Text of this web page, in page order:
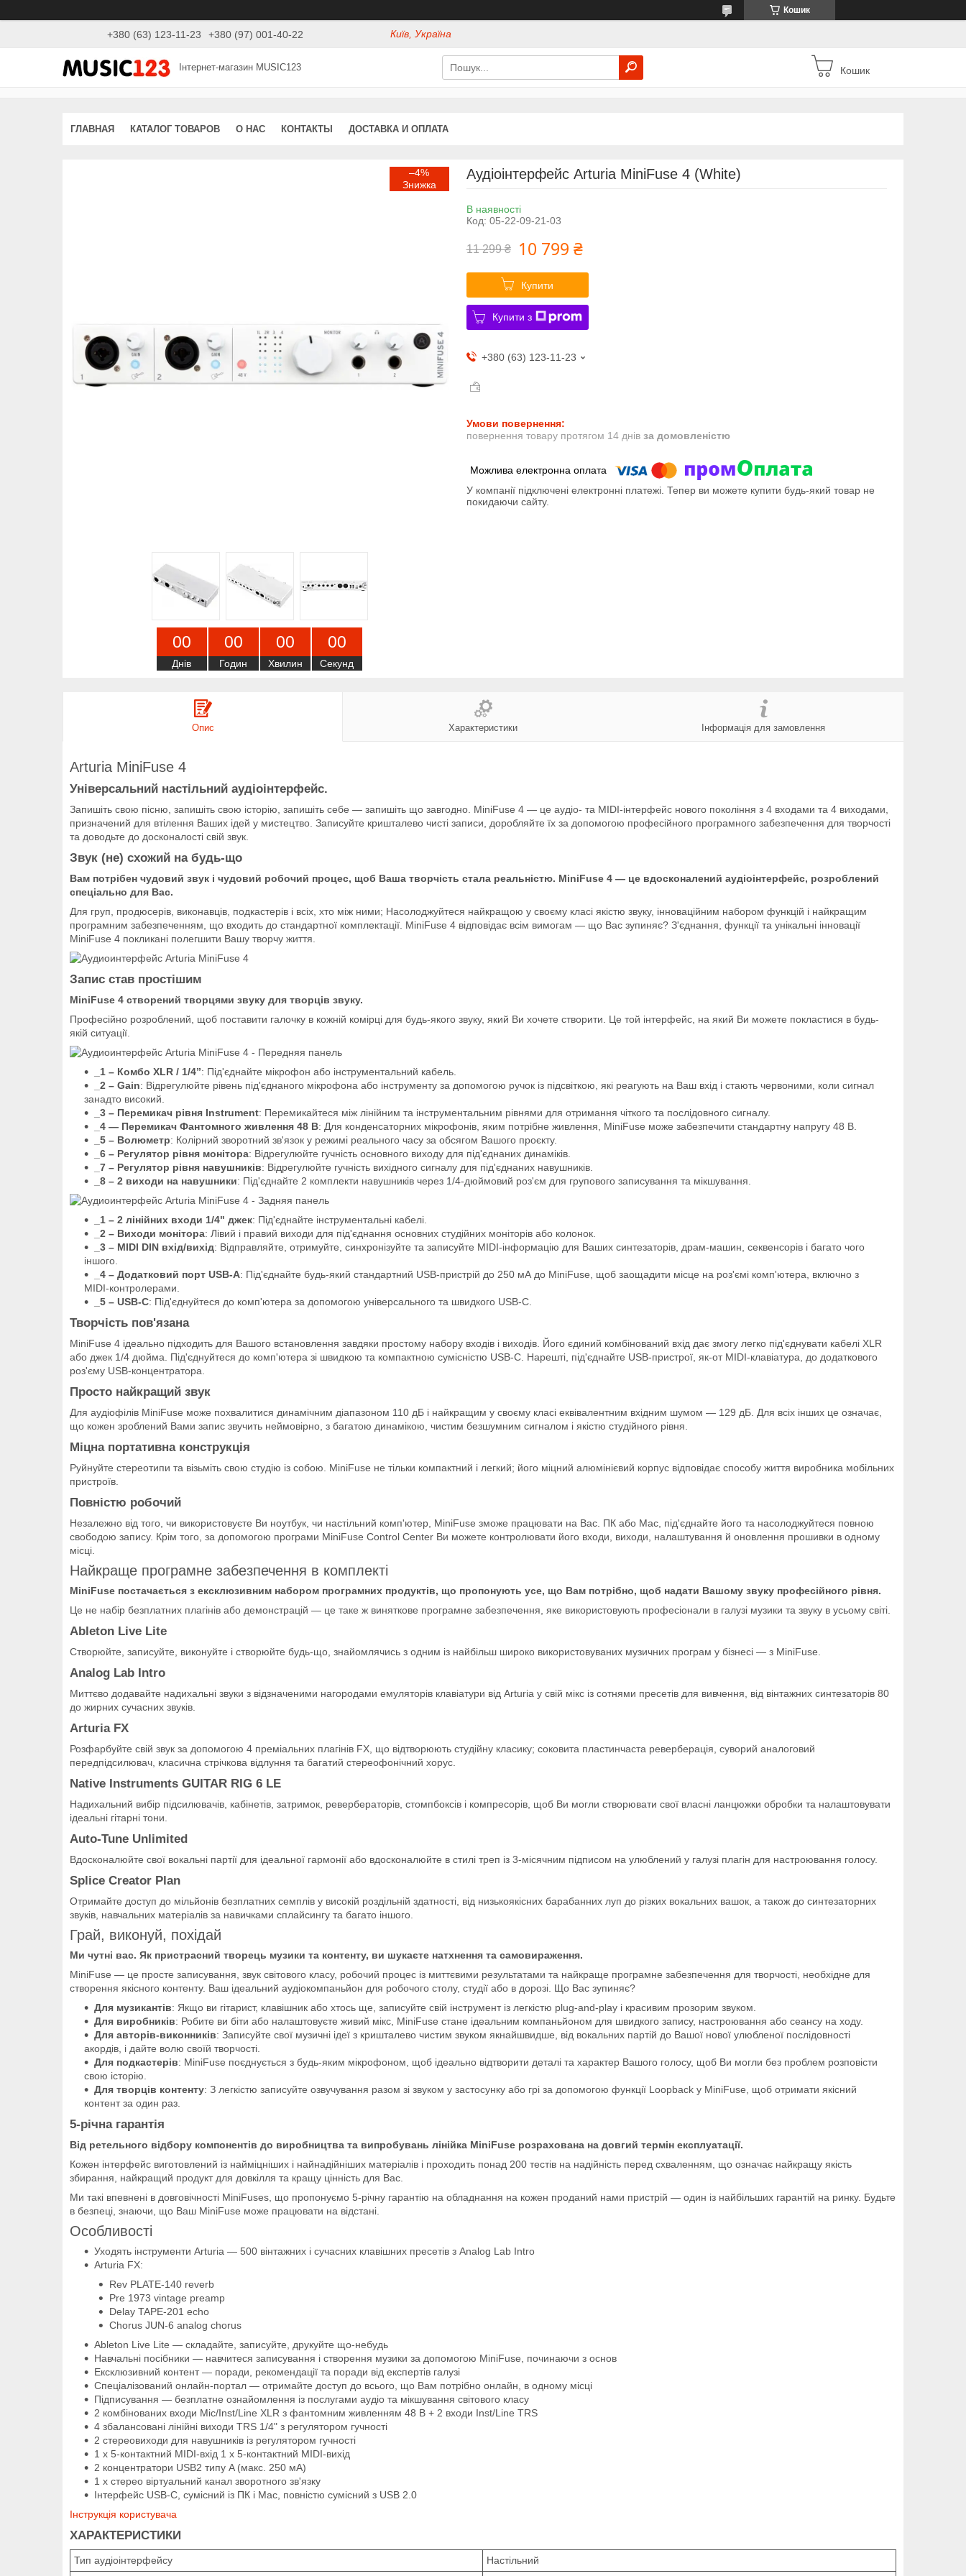
Кошик
+380 (63) 123-11-23 +380 (97) 001-40-22 Київ, Україна
Інтернет-магазин MUSIC123 Кошик
ГЛАВНАЯ КАТАЛОГ ТОВАРОВ О НАС КОНТАКТЫ ДОСТАВКА И ОПЛАТА
–4%
00
Днів
00
Годин
00
Хвилин
00
Секунд
Аудіоінтерфейс Arturia MiniFuse 4 (White)
В наявності
Код: 05-22-09-21-03
11 299 ₴ 10 799 ₴
Купити
Купити з
+380 (63) 123-11-23
повернення товару протягом 14 днів за домовленістю
У компанії підключені електронні платежі. Тепер ви можете купити будь-який товар не
покидаючи сайту.
Опис Характеристики Інформація для замовлення
Arturia MiniFuse 4
Універсальний настільний аудіоінтерфейс.
Запишіть свою пісню, запишіть свою історію, запишіть себе — запишіть що завгодно. MiniFuse 4 — це аудіо- та MIDI-інтерфейс нового покоління з 4 входами та 4 виходами,
призначений для втілення Ваших ідей у мистецтво. Записуйте кришталево чисті записи, доробляйте їх за допомогою професійного програмного забезпечення для творчості
та доводьте до досконалості свій звук.
Звук (не) схожий на будь-що
Вам потрібен чудовий звук і чудовий робочий процес, щоб Ваша творчість стала реальністю. MiniFuse 4 — це вдосконалений аудіоінтерфейс, розроблений
спеціально для Вас.
Для груп, продюсерів, виконавців, подкастерів і всіх, хто між ними; Насолоджуйтеся найкращою у своєму класі якістю звуку, інноваційним набором функцій і найкращим
програмним забезпеченням, що входить до стандартної комплектації. MiniFuse 4 відповідає всім вимогам — що Вас зупиняє? З'єднання, функції та унікальні інновації
MiniFuse 4 покликані полегшити Вашу творчу життя.
Запис став простішим
MiniFuse 4 створений творцями звуку для творців звуку.
Професійно розроблений, щоб поставити галочку в кожній комірці для будь-якого звуку, який Ви хочете створити. Це той інтерфейс, на який Ви можете покластися в будь-
якій ситуації.
_1 – Комбо XLR / 1/4”: Під'єднайте мікрофон або інструментальний кабель.
_2 – Gain: Відрегулюйте рівень під'єднаного мікрофона або інструменту за допомогою ручок із підсвіткою, які реагують на Ваш вхід і стають червоними, коли сигнал
занадто високий.
_3 – Перемикач рівня Instrument: Перемикайтеся між лінійним та інструментальним рівнями для отримання чіткого та послідовного сигналу.
_4 — Перемикач Фантомного живлення 48 В: Для конденсаторних мікрофонів, яким потрібне живлення, MiniFuse може забезпечити стандартну напругу 48 В.
_5 – Волюметр: Колірний зворотний зв'язок у режимі реального часу за обсягом Вашого проєкту.
_6 – Регулятор рівня монітора: Відрегулюйте гучність основного виходу для під'єднаних динаміків.
_7 – Регулятор рівня навушників: Відрегулюйте гучність вихідного сигналу для під'єднаних навушників.
_8 – 2 виходи на навушники: Під'єднайте 2 комплекти навушників через 1/4-дюймовий роз'єм для групового записування та мікшування.
_1 – 2 лінійних входи 1/4" джек: Під'єднайте інструментальні кабелі.
_2 – Виходи монітора: Лівий і правий виходи для під'єднання основних студійних моніторів або колонок.
_3 – MIDI DIN вхід/вихід: Відправляйте, отримуйте, синхронізуйте та записуйте MIDI-інформацію для Ваших синтезаторів, драм-машин, секвенсорів і багато чого
іншого.
_4 – Додатковий порт USB-A: Під'єднайте будь-який стандартний USB-пристрій до 250 мА до MiniFuse, щоб заощадити місце на роз'ємі комп'ютера, включно з
MIDI-контролерами.
_5 – USB-C: Під'єднуйтеся до комп'ютера за допомогою універсального та швидкого USB-C.
Творчість пов'язана
MiniFuse 4 ідеально підходить для Вашого встановлення завдяки простому набору входів і виходів. Його єдиний комбінований вхід дає змогу легко під'єднувати кабелі XLR
або джек 1/4 дюйма. Під'єднуйтеся до комп'ютера зі швидкою та компактною сумісністю USB-C. Нарешті, під'єднайте USB-пристрої, як-от MIDI-клавіатура, до додаткового
роз'єму USB-концентратора.
Просто найкращий звук
Для аудіофілів MiniFuse може похвалитися динамічним діапазоном 110 дБ і найкращим у своєму класі еквівалентним вхідним шумом — 129 дБ. Для всіх інших це означає,
що кожен зроблений Вами запис звучить неймовірно, з багатою динамікою, чистим безшумним сигналом і якістю студійного рівня.
Міцна портативна конструкція
Руйнуйте стереотипи та візьміть свою студію із собою. MiniFuse не тільки компактний і легкий; його міцний алюмінієвий корпус відповідає способу життя виробника мобільних
пристроїв.
Повністю робочий
Незалежно від того, чи використовуєте Ви ноутбук, чи настільний комп'ютер, MiniFuse зможе працювати на Вас. ПК або Mac, під'єднайте його та насолоджуйтеся повною
свободою запису. Крім того, за допомогою програми MiniFuse Control Center Ви можете контролювати його входи, виходи, налаштування й оновлення прошивки в одному
місці.
Найкраще програмне забезпечення в комплекті
MiniFuse постачається з ексклюзивним набором програмних продуктів, що пропонують усе, що Вам потрібно, щоб надати Вашому звуку професійного рівня.
Це не набір безплатних плагінів або демонстрацій — це таке ж виняткове програмне забезпечення, яке використовують професіонали в галузі музики та звуку в усьому світі.
Ableton Live Lite
Створюйте, записуйте, виконуйте і створюйте будь-що, знайомлячись з одним із найбільш широко використовуваних музичних програм у бізнесі — з MiniFuse.
Analog Lab Intro
Миттєво додавайте надихальні звуки з відзначеними нагородами емуляторів клавіатури від Arturia у свій мікс із сотнями пресетів для вивчення, від вінтажних синтезаторів 80
до жирних сучасних звуків.
Arturia FX
Розфарбуйте свій звук за допомогою 4 преміальних плагінів FX, що відтворюють студійну класику; соковита пластинчаста реверберація, суворий аналоговий
передпідсилювач, класична стрічкова відлуння та багатий стереофонічний хорус.
Native Instruments GUITAR RIG 6 LE
Надихальний вибір підсилювачів, кабінетів, затримок, ревербераторів, стомпбоксів і компресорів, щоб Ви могли створювати свої власні ланцюжки обробки та налаштовувати
ідеальні гітарні тони.
Auto-Tune Unlimited
Вдосконалюйте свої вокальні партії для ідеальної гармонії або вдосконалюйте в стилі треп із 3-місячним підписом на улюблений у галузі плагін для настроювання голосу.
Splice Creator Plan
Отримайте доступ до мільйонів безплатних семплів у високій роздільній здатності, від низькоякісних барабанних луп до різких вокальних вашок, а також до синтезаторних
звуків, навчальних матеріалів за навичками сплайсингу та багато іншого.
Грай, виконуй, похідай
Ми чутні вас. Як пристрасний творець музики та контенту, ви шукаєте натхнення та самовираження.
MiniFuse — це просте записування, звук світового класу, робочий процес із миттєвими результатами та найкраще програмне забезпечення для творчості, необхідне для
створення якісного контенту. Ваш ідеальний аудіокомпаньйон для робочого столу, студії або в дорозі. Що Вас зупиняє?
Для музикантів: Якщо ви гітарист, клавішник або хтось ще, записуйте свій інструмент із легкістю plug-and-play і красивим прозорим звуком.
Для виробників: Робите ви біти або налаштовуєте живий мікс, MiniFuse стане ідеальним компаньйоном для швидкого запису, настроювання або сеансу на ходу.
Для авторів-виконників: Записуйте свої музичні ідеї з кришталево чистим звуком якнайшвидше, від вокальних партій до Вашої нової улюбленої послідовності
акордів, і дайте волю своїй творчості.
Для подкастерів: MiniFuse поєднується з будь-яким мікрофоном, щоб ідеально відтворити деталі та характер Вашого голосу, щоб Ви могли без проблем розповісти
свою історію.
Для творців контенту: З легкістю записуйте озвучування разом зі звуком у застосунку або грі за допомогою функції Loopback у MiniFuse, щоб отримати якісний
контент за один раз.
5-річна гарантія
Від ретельного відбору компонентів до виробництва та випробувань лінійка MiniFuse розрахована на довгий термін експлуатації.
Кожен інтерфейс виготовлений із найміцніших і найнадійніших матеріалів і проходить понад 200 тестів на надійність перед схваленням, що означає найкращу якість
збирання, найкращий продукт для довкілля та кращу цінність для Вас.
Ми такі впевнені в довговічності MiniFuses, що пропонуємо 5-річну гарантію на обладнання на кожен проданий нами пристрій — один із найбільших гарантій на ринку. Будьте
в безпеці, знаючи, що Ваш MiniFuse може працювати на відстані.
Особливості
Уходять інструменти Arturia — 500 вінтажних і сучасних клавішних пресетів з Analog Lab Intro
Arturia FX:
Rev PLATE-140 reverb
Pre 1973 vintage preamp
Delay TAPE-201 echo
Chorus JUN-6 analog chorus
Ableton Live Lite — складайте, записуйте, друкуйте що-небудь
Навчальні посібники — навчитеся записування і створення музики за допомогою MiniFuse, починаючи з основ
Ексклюзивний контент — поради, рекомендації та поради від експертів галузі
Спеціалізований онлайн-портал — отримайте доступ до всього, що Вам потрібно онлайн, в одному місці
Підписування — безплатне ознайомлення із послугами аудіо та мікшування світового класу
2 комбінованих входи Mic/Inst/Line XLR з фантомним живленням 48 В + 2 входи Inst/Line TRS
4 збалансовані лінійні виходи TRS 1/4" з регулятором гучності
2 стереовиходи для навушників із регулятором гучності
1 x 5-контактний MIDI-вхід 1 x 5-контактний MIDI-вихід
2 концентратори USB2 типу A (макс. 250 мА)
1 х стерео віртуальний канал зворотного зв'язку
Інтерфейс USB-C, сумісний із ПК і Mac, повністю сумісний з USB 2.0
Інструкція користувача
ХАРАКТЕРИСТИКИ
Тип аудіоінтерфейсу
Настільний